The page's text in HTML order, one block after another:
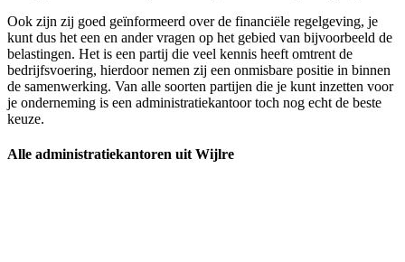
Ook zijn zij goed geïnformeerd over de financiële regelgeving, je
kunt dus het een en ander vragen op het gebied van bijvoorbeeld de
belastingen. Het is een partij die veel kennis heeft omtrent de
bedrijfsvoering, hierdoor nemen zij een onmisbare positie in binnen
de samenwerking. Van alle soorten partijen die je kunt inzetten voor
je onderneming is een administratiekantoor toch nog echt de beste
keuze.
Alle administratiekantoren uit Wijlre